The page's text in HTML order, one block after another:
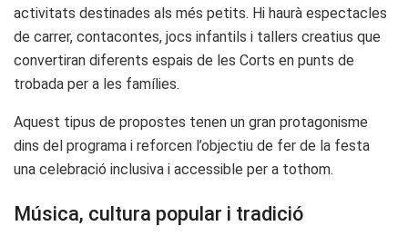
activitats destinades als més petits. Hi haurà espectacles
de carrer, contacontes, jocs infantils i tallers creatius que
convertiran diferents espais de les Corts en punts de
trobada per a les famílies.
Aquest tipus de propostes tenen un gran protagonisme
dins del programa i reforcen l’objectiu de fer de la festa
una celebració inclusiva i accessible per a tothom.
Música, cultura popular i tradició